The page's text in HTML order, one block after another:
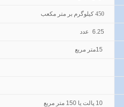
450 کیلوگرم بر متر مکعب
6.25 عدد
15متر مربع
10 پالت یا 150 متر مربع